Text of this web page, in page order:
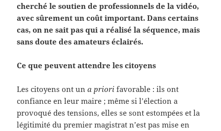
cherché le soutien de professionnels de la vidéo,
avec sûrement un coût important. Dans certains
cas, on ne sait pas qui a réalisé la séquence, mais
sans doute des amateurs éclairés.
Ce que peuvent attendre les citoyens
Les citoyens ont una priori favorable : ils ont
confiance en leur maire ; même si l’élection a
provoqué des tensions, elles se sont estompées et la
légitimité du premier magistrat n’est pas mise en